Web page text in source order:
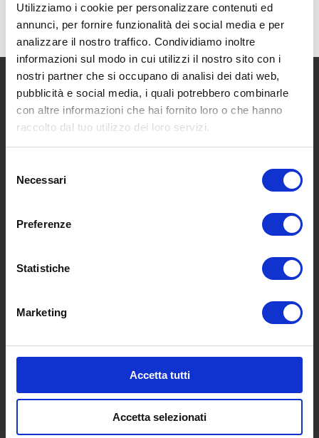
Utilizziamo i cookie per personalizzare contenuti ed
annunci, per fornire funzionalità dei social media e per
analizzare il nostro traffico. Condividiamo inoltre
informazioni sul modo in cui utilizzi il nostro sito con i
nostri partner che si occupano di analisi dei dati web,
pubblicità e social media, i quali potrebbero combinarle
con altre informazioni che hai fornito loro o che hanno
raccolto dal tuo utilizzo dei loro servizi.
delNecessari
Preferenze
Statistiche
Marketing
Accetta tutti
Accetta selezionati
Chi siamo
Meccanica
Convenzioni
Whisteblowing D.Lgs 24/2023
Promozioni